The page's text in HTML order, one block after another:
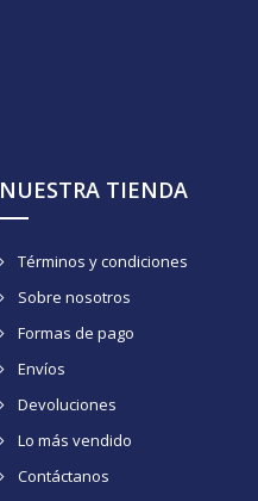
NUESTRA TIENDA
Términos y condiciones
Sobre nosotros
Formas de pago
Envíos
Devoluciones
Lo más vendido
Contáctanos